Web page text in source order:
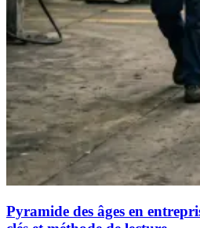
Pyramide des âges en